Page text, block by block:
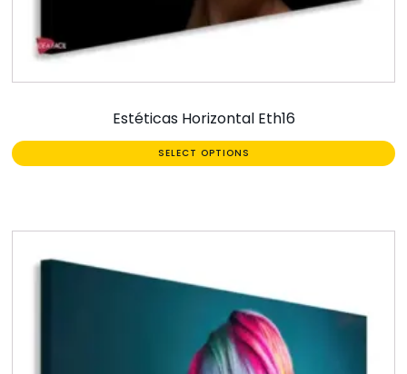
Estéticas Horizontal Eth16
SELECT OPTIONS